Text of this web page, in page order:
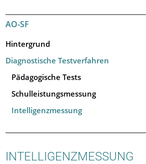
AO-SF
Hintergrund
Diagnostische Testverfahren
Pädagogische Tests
Schulleistungsmessung
Intelligenzmessung
INTELLIGENZMESSUNG